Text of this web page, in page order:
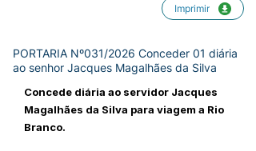
Imprimir
PORTARIA Nº031/2026 Conceder 01 diária
ao senhor Jacques Magalhães da Silva
Concede diária ao servidor Jacques
Magalhães da Silva para viagem a Rio
Branco.